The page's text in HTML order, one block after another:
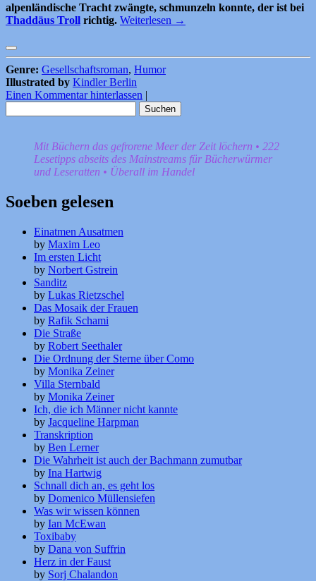
alpenländische Tracht zwängte, schmunzeln konnte, der ist bei
Thaddäus Troll richtig. Weiterlesen →
Genre: Gesellschaftsroman, Humor
Illustrated by Kindler Berlin
Einen Kommentar hinterlassen
nach:
Mit Büchern das gefrorene Meer der Zeit löchern • 222
Lesetipps abseits des Mainstreams für Bücherwürmer
und Leseratten • Überall im Handel
Soeben gelesen
Einatmen Ausatmen
by Maxim Leo
Im ersten Licht
by Norbert Gstrein
Sanditz
by Lukas Rietzschel
Das Mosaik der Frauen
by Rafik Schami
Die Straße
by Robert Seethaler
Die Ordnung der Sterne über Como
by Monika Zeiner
Villa Sternbald
by Monika Zeiner
Ich, die ich Männer nicht kannte
by Jacqueline Harpman
Transkription
by Ben Lerner
Die Wahrheit ist auch der Bachmann zumutbar
by Ina Hartwig
Schnall dich an, es geht los
by Domenico Müllensiefen
Was wir wissen können
by Ian McEwan
Toxibaby
by Dana von Suffrin
Herz in der Faust
by Sorj Chalandon